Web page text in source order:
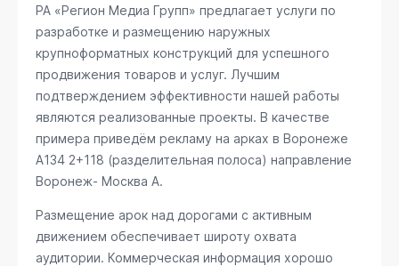
РА «Регион Медиа Групп» предлагает услуги по
разработке и размещению наружных
крупноформатных конструкций для успешного
продвижения товаров и услуг. Лучшим
подтверждением эффективности нашей работы
являются реализованные проекты. В качестве
примера приведём рекламу на арках в Воронеже
А134 2+118 (разделительная полоса) направление
Воронеж- Москва А.
Размещение арок над дорогами с активным
движением обеспечивает широту охвата
аудитории. Коммерческая информация хорошо